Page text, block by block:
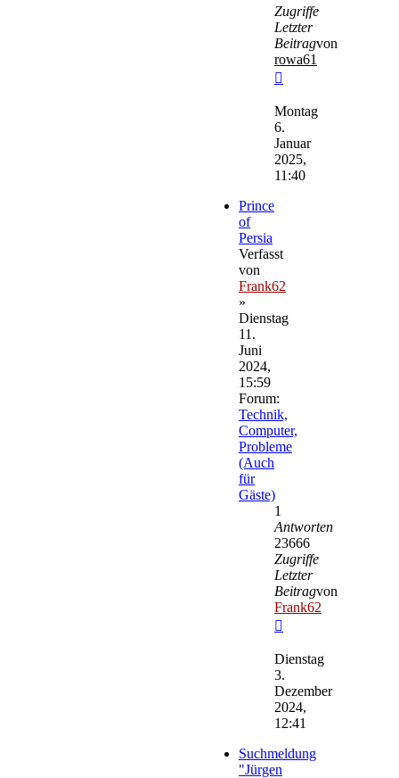
Zugriffe
Letzter
Beitragvon
rowa61
Beitrag
Montag
6.
Januar
2025,
11:40
Prince
of
Persia
Verfasst
von
Frank62
»
Dienstag
11.
Juni
2024,
15:59
Forum:
Technik,
Computer,
Probleme
(Auch
für
Gäste)
1
Antworten
23666
Zugriffe
Letzter
Beitragvon
Frank62
Beitrag
Dienstag
3.
Dezember
2024,
12:41
Suchmeldung
"Jürgen